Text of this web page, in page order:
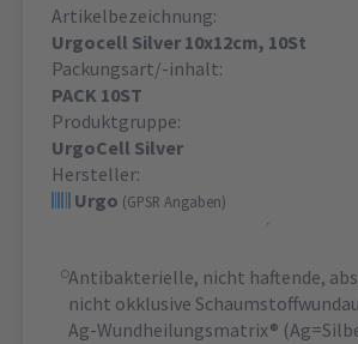
Artikelbezeichnung:
Urgocell Silver 10x12cm, 10St
Packungsart/-inhalt:
PACK 10ST
Produktgruppe:
UrgoCell Silver
Hersteller:
Urgo (GPSR Angaben)
Antibakterielle, nicht haftende,
nicht okklusive
Ag-Wundheilungsmatrix®